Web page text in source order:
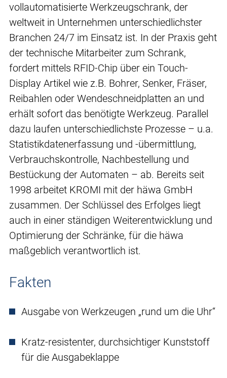
vollautomatisierte Werkzeugschrank, der
weltweit in Unternehmen unterschiedlichster
Branchen 24/7 im Einsatz ist. In der Praxis geht
der technische Mitarbeiter zum Schrank,
fordert mittels RFID-Chip über ein Touch-
Display Artikel wie z.B. Bohrer, Senker, Fräser,
Reibahlen oder Wendeschneidplatten an und
erhält sofort das benötigte Werkzeug. Parallel
dazu laufen unterschiedlichste Prozesse – u.a.
Statistikdatenerfassung und -übermittlung,
Verbrauchskontrolle, Nachbestellung und
Bestückung der Automaten – ab. Bereits seit
1998 arbeitet KROMI mit der häwa GmbH
zusammen. Der Schlüssel des Erfolges liegt
auch in einer ständigen Weiterentwicklung und
Optimierung der Schränke, für die häwa
maßgeblich verantwortlich ist.
Fakten
Ausgabe von Werkzeugen „rund um die Uhr“
Kratz-resistenter, durchsichtiger Kunststoff
für die Ausgabeklappe